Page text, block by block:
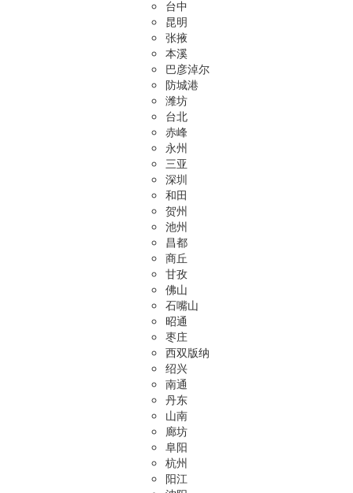
台中
昆明
张掖
本溪
巴彦淖尔
防城港
潍坊
台北
赤峰
永州
三亚
深圳
和田
贺州
池州
昌都
商丘
甘孜
佛山
石嘴山
昭通
枣庄
西双版纳
绍兴
南通
丹东
山南
廊坊
阜阳
杭州
阳江